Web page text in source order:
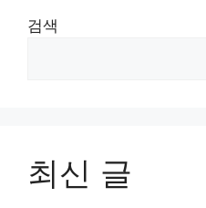
검색
최신 글